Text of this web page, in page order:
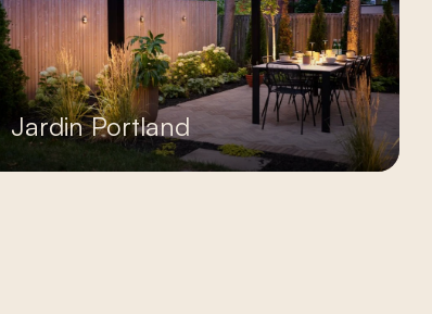
Jardin Portland